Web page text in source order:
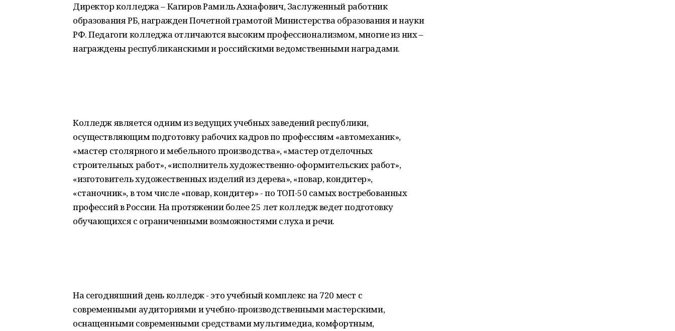
Директор колледжа – Кагиров Рамиль Ахнафович, Заслуженный работник
образования РБ, награжден Почетной грамотой Министерства образования и науки
РФ. Педагоги колледжа отличаются высоким профессионализмом, многие из них –
награждены республиканскими и российскими ведомственными наградами.
Колледж является одним из ведущих учебных заведений республики,
осуществляющим подготовку рабочих кадров по профессиям «автомеханик»,
«мастер столярного и мебельного производства», «мастер отделочных
строительных работ», «исполнитель художественно-оформительских работ»,
«изготовитель художественных изделий из дерева», «повар, кондитер»,
«станочник», в том числе «повар, кондитер» - по ТОП-50 самых востребованных
профессий в России. На протяжении более 25 лет колледж ведет подготовку
обучающихся с ограниченными возможностями слуха и речи.
На сегодняшний день колледж - это учебный комплекс на 720 мест с
современными аудиториями и учебно-производственными мастерскими,
оснащенными современными средствами мультимедиа, комфортным,